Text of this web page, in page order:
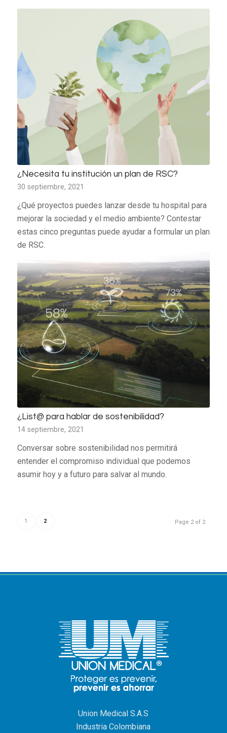
¿Necesita tu institución un plan de RSC?
30 septiembre, 2021
¿Qué proyectos puedes lanzar desde tu hospital para
mejorar la sociedad y el medio ambiente? Contestar
estas cinco preguntas puede ayudar a formular un plan
de RSC.
¿List@ para hablar de sostenibilidad?
14 septiembre, 2021
Conversar sobre sostenibilidad nos permitirá
entender el compromiso individual que podemos
asumir hoy y a futuro para salvar al mundo.
Page 2 of 2
1 2
Union Medical S.A.S
Industria Colombiana